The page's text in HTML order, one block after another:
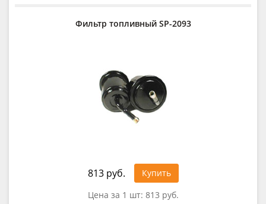
Фильтр топливный SP-2093
813 руб.
Купить
Цена за 1 шт: 813 руб.